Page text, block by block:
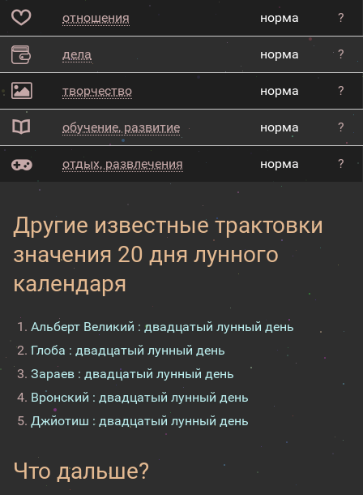
отношения норма ?
дела норма ?
творчество норма ?
обучение, развитие норма ?
отдых, развлечения норма ?
Другие известные трактовки
значения 20 дня лунного
календаря
Альберт Великий : двадцатый лунный день
Глоба : двадцатый лунный день
Зараев : двадцатый лунный день
Вронский : двадцатый лунный день
Джйотиш : двадцатый лунный день
Что дальше?